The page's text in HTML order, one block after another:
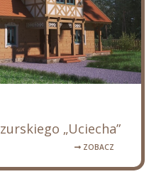
„Uciecha”
ZOBACZ